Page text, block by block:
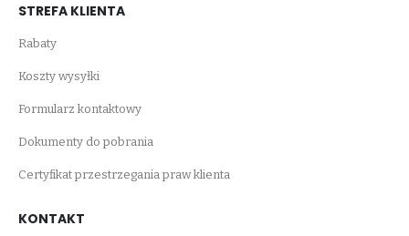
STREFA KLIENTA
Rabaty
Koszty wysyłki
Formularz kontaktowy
Dokumenty do pobrania
Certyfikat przestrzegania praw klienta
KONTAKT